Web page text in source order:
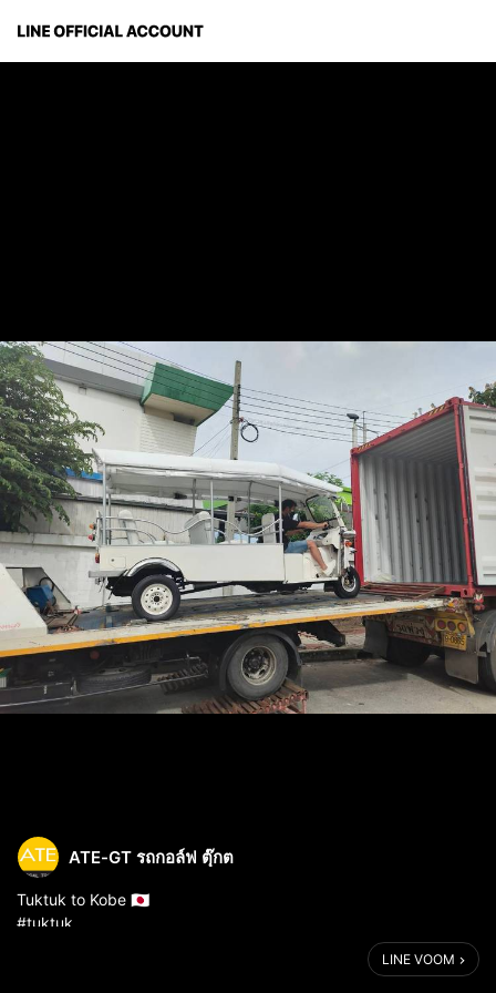
ATE-GT รถกอล์ฟ ตุ๊กต
Tuktuk to Kobe 🇯🇵
#tuktuk
LINE VOOM